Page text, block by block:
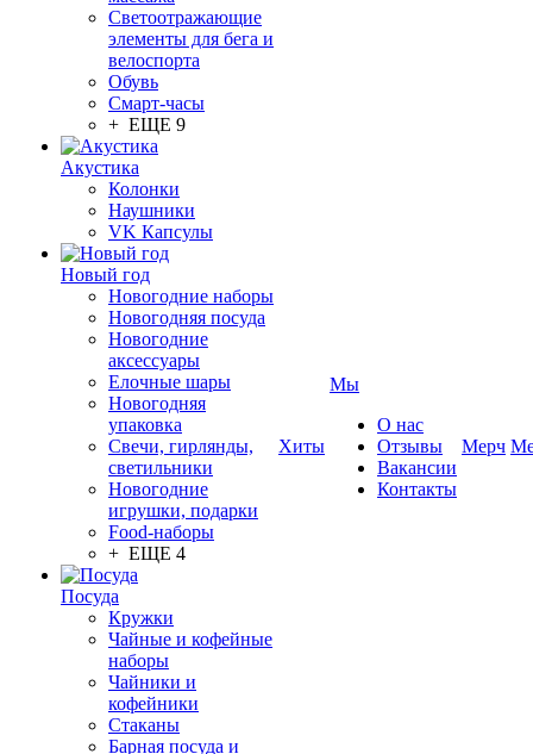
Светоотражающие
элементы для бега и
велоспорта
Обувь
Смарт-часы
+ ЕЩЕ 9
Акустика
Колонки
Наушники
VK Капсулы
Новый год
Новогодние наборы
Новогодняя посуда
Новогодние
аксессуары
Елочные шары
Новогодняя
упаковка
Свечи, гирлянды,
светильники
Новогодние
игрушки, подарки
Food-наборы
+ ЕЩЕ 4
Посуда
Кружки
Чайные и кофейные
наборы
Чайники и
кофейники
Стаканы
Барная посуда и
Хиты
Мы
О нас
Отзывы
Вакансии
Контакты
Мерч